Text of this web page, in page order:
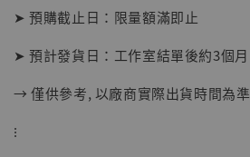
NT$ 1,500
➤ 預購截止日：限量額滿即止
➤ 預計發貨日：工作室結單後約3個月
→ 僅供參考, 以廠商實際出貨時間為準
⁝